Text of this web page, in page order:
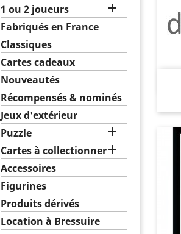
1 ou 2 joueurs 
Fabriqués en France
Classiques
Cartes cadeaux
Nouveautés
Récompensés & nominés
Jeux d'extérieur
Puzzle

Cartes à collectionner
Accessoires
Figurines
Produits dérivés
Location à Bressuire